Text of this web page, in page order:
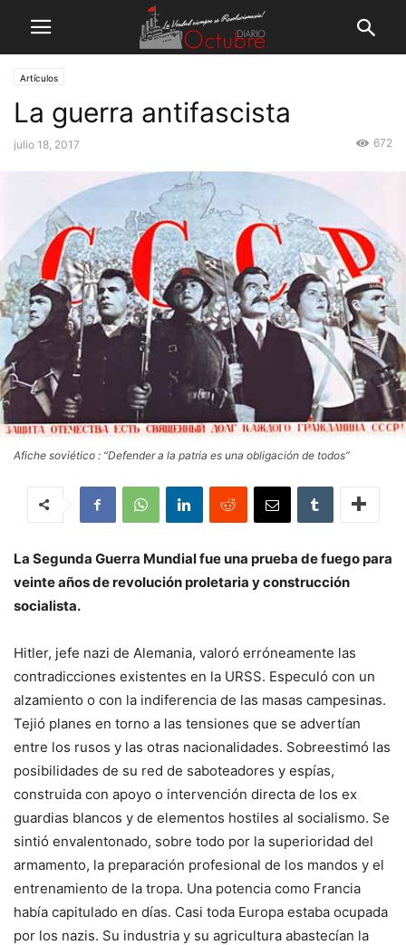
Artículos
La guerra antifascista
julio 18, 2017 672
Afiche soviético : “Defender a la patria es una obligación de todos”
La Segunda Guerra Mundial fue una prueba de fuego para
veinte años de revolución proletaria y construcción
socialista.
Hitler, jefe nazi de Alemania, valoró erróneamente las
contradicciones existentes en la URSS. Especuló con un
alzamiento o con la indiferencia de las masas campesinas.
Tejió planes en torno a las tensiones que se advertían
entre los rusos y las otras nacionalidades. Sobreestimó las
posibilidades de su red de saboteadores y espías,
construida con apoyo o intervención directa de los ex
guardias blancos y de elementos hostiles al socialismo. Se
sintió envalentonado, sobre todo por la superioridad del
armamento, la preparación profesional de los mandos y el
entrenamiento de la tropa. Una potencia como Francia
había capitulado en días. Casi toda Europa estaba ocupada
por los nazis. Su industria y su agricultura abastecían la